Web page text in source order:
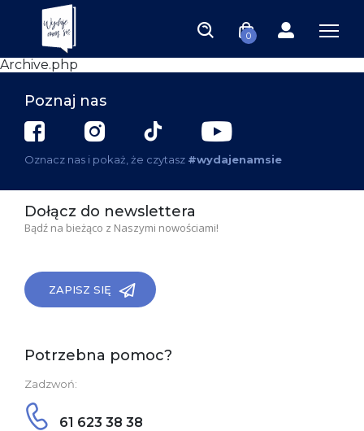
0
Archive.php
Poznaj nas
Oznacz nas i pokaż, że czytasz #wydajenamsie
Dołącz do newslettera
Bądź na bieżąco z Naszymi nowościami!
ZAPISZ SIĘ
Potrzebna pomoc?
Zadzwoń:
61 623 38 38